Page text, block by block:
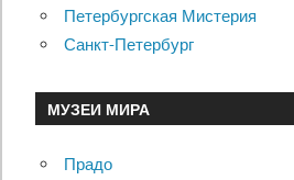
Петербургская Мистерия
Санкт-Петербург
МУЗЕИ МИРА
Прадо